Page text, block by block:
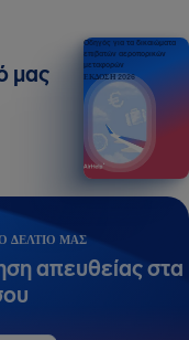
ΔΕΛΤΊΟ ΜΑΣ
απευθείας στα
μας
Οδηγός για τα δικαιώματα
επιβατών αεροπορικών
μεταφορών
ΕΚΔΟΣΗ 2026